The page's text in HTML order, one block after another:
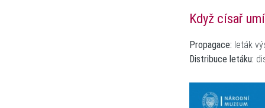
Když císař
Propagace: leták
Distribuce letáku: